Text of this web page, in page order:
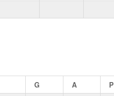
G A P